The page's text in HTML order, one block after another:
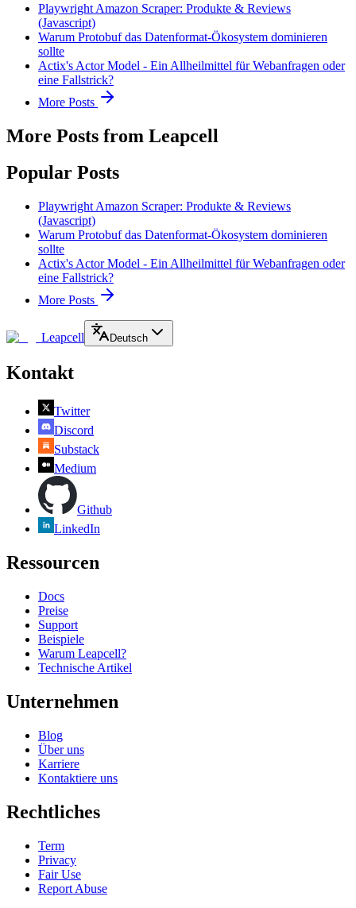
Playwright Amazon Scraper: Produkte & Reviews
(Javascript)
Warum Protobuf das Datenformat-Ökosystem dominieren
sollte
Actix's Actor Model - Ein Allheilmittel für Webanfragen oder
eine Fallstrick?
More Posts
More Posts from Leapcell
Popular Posts
Playwright Amazon Scraper: Produkte & Reviews
(Javascript)
Warum Protobuf das Datenformat-Ökosystem dominieren
sollte
Actix's Actor Model - Ein Allheilmittel für Webanfragen oder
eine Fallstrick?
More Posts
Leapcell Deutsch
Kontakt
Twitter
Discord
Substack
Medium
Github
LinkedIn
Ressourcen
Docs
Preise
Support
Beispiele
Warum Leapcell?
Technische Artikel
Unternehmen
Blog
Über uns
Karriere
Kontaktiere uns
Rechtliches
Term
Privacy
Fair Use
Report Abuse